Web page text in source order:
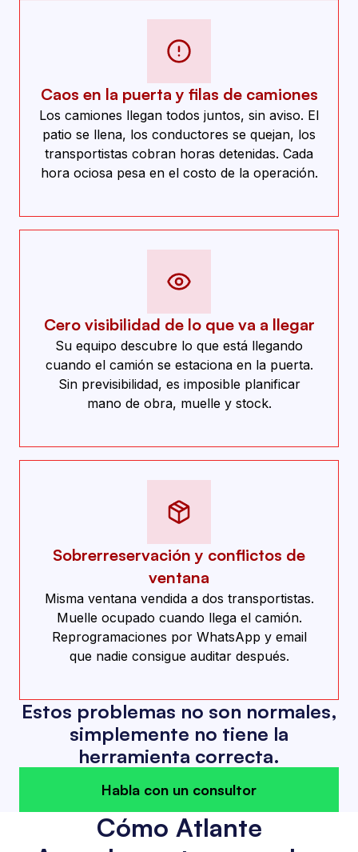
Caos en la puerta y filas de camiones
Los camiones llegan todos juntos, sin aviso. El
patio se llena, los conductores se quejan, los
transportistas cobran horas detenidas. Cada
hora ociosa pesa en el costo de la operación.
Cero visibilidad de lo que va a llegar
Su equipo descubre lo que está llegando
cuando el camión se estaciona en la puerta.
Sin previsibilidad, es imposible planificar
mano de obra, muelle y stock.
Sobrerreservación y conflictos de
ventana
Misma ventana vendida a dos transportistas.
Muelle ocupado cuando llega el camión.
Reprogramaciones por WhatsApp y email
que nadie consigue auditar después.
Estos problemas no son normales,
simplemente no tiene la
herramienta correcta.
Habla con un consultor
Cómo Atlante